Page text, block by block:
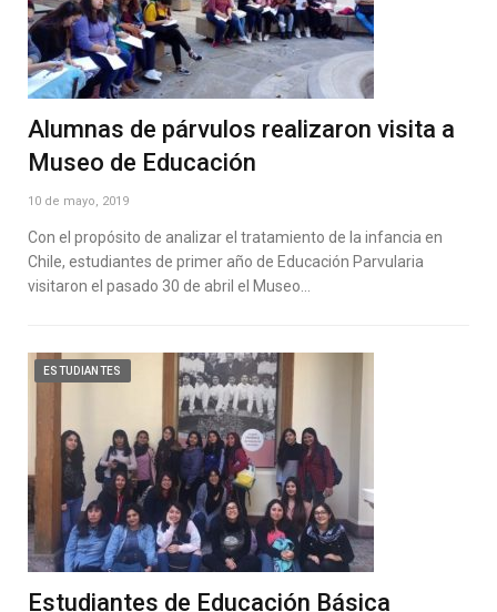
Alumnas de párvulos realizaron visita a
Museo de Educación
10 de mayo, 2019
Con el propósito de analizar el tratamiento de la infancia en
Chile, estudiantes de primer año de Educación Parvularia
visitaron el pasado 30 de abril el Museo…
ESTUDIANTES
Estudiantes de Educación Básica